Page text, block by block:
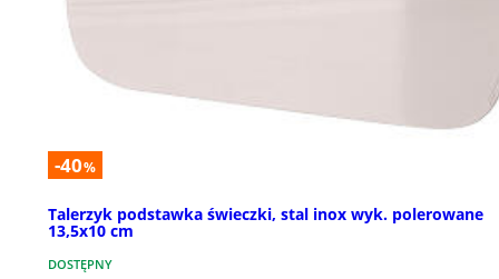
-40%
Talerzyk podstawka świeczki, stal inox wyk. polerowane
13,5x10 cm
DOSTĘPNY